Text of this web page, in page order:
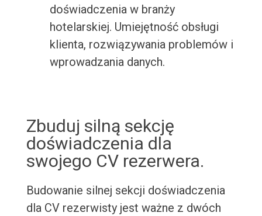
doświadczenia w branży
hotelarskiej. Umiejętność obsługi
klienta, rozwiązywania problemów i
wprowadzania danych.
Zbuduj silną sekcję
doświadczenia dla
swojego CV rezerwera.
Budowanie silnej sekcji doświadczenia
dla CV rezerwisty jest ważne z dwóch